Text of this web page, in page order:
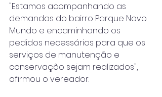
"Estamos acompanhando as
demandas do bairro Parque Novo
Mundo e encaminhando os
pedidos necessários para que os
serviços de manutenção e
conservação sejam realizados",
afirmou o vereador.